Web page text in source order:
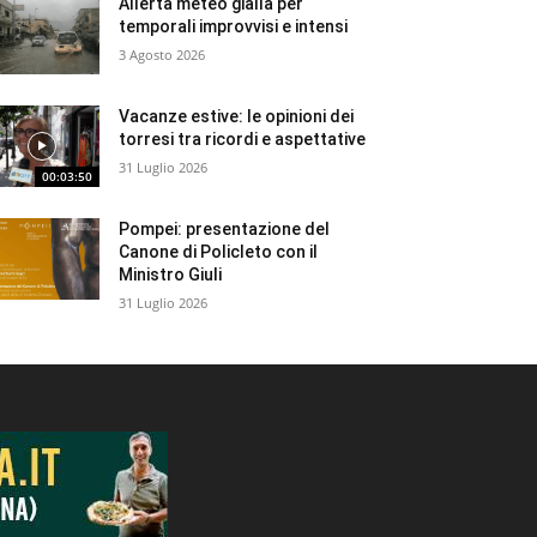
temporali improvvisi e intensi
3 Agosto 2026
00:03:50
Vacanze estive: le opinioni dei
torresi tra ricordi e aspettative
31 Luglio 2026
Pompei: presentazione del
Canone di Policleto con il
Ministro Giuli
31 Luglio 2026